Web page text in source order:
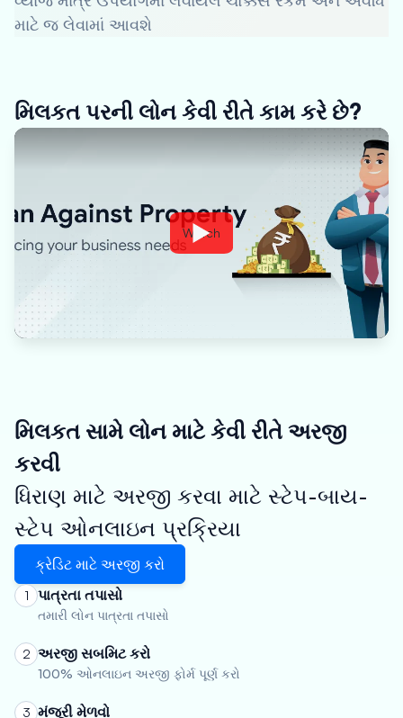
માટે જ લેવામાં આવશે
મિલકત પરની લોન કેવી રીતે કામ કરે છે?
Watch
મિલકત સામે લોન માટે કેવી રીતે અરજી
કરવી
ધિરાણ માટે અરજી કરવા માટે સ્ટેપ-બાય-
સ્ટેપ ઓનલાઇન પ્રક્રિયા
ક્રેડિટ માટે અરજી કરો
1 પાત્રતા તપાસો
તમારી લોન પાત્રતા તપાસો
2 અરજી સબમિટ કરો
100% ઓનલાઇન અરજી ફોર્મ પૂર્ણ કરો
3 મંજૂરી મેળવો